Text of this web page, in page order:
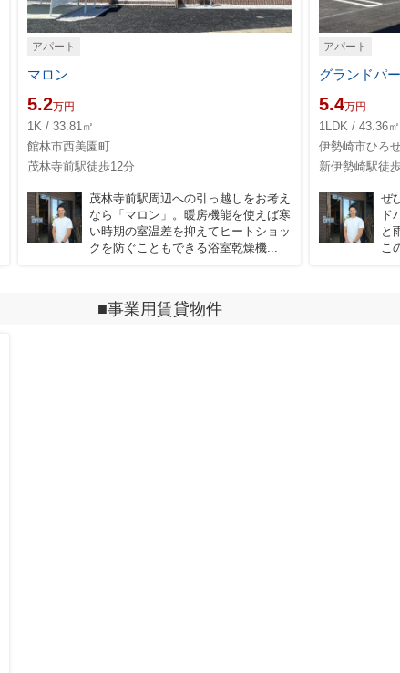
アパート
マロン
5.2万円
1K / 33.81㎡
館林市西美園町
茂林寺前駅徒歩12分
茂林寺前駅周辺への引っ越しをお考え
なら「マロン」。暖房機能を使えば寒
い時期の室温差を抑えてヒートショッ
クを防ぐこともできる浴室乾燥機...
アパート
グランドパ
5.4万円
1LDK / 43.36㎡
伊勢崎市ひろ
新伊勢崎駅徒
ぜ
ド
と
こ
■事業用賃貸物件